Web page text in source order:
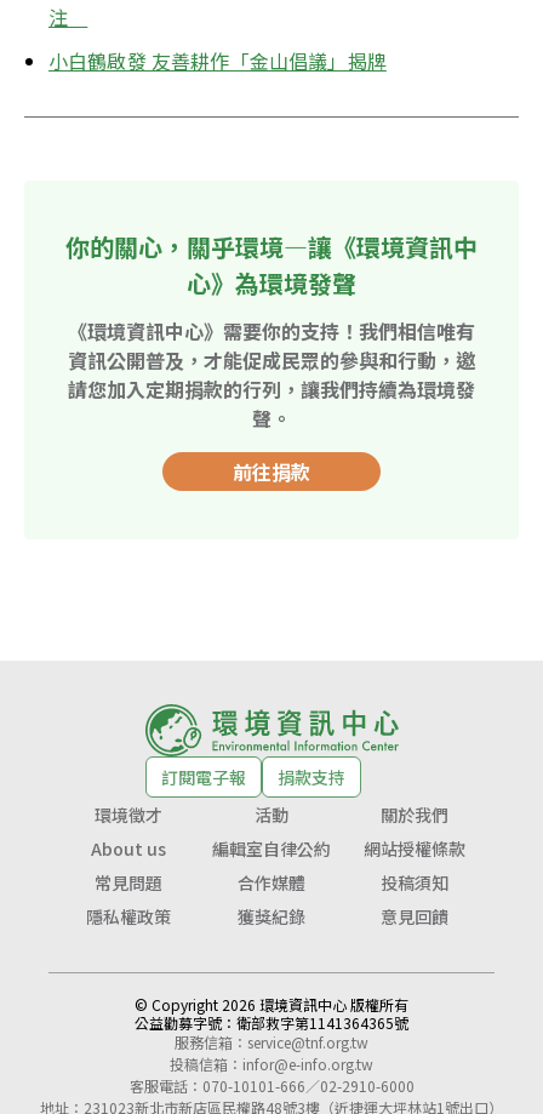
注
小白鶴啟發 友善耕作「金山倡議」揭牌
你的關心，關乎環境—讓《環境資訊中
心》為環境發聲
《環境資訊中心》需要你的支持！我們相信唯有
資訊公開普及，才能促成民眾的參與和行動，邀
請您加入定期捐款的行列，讓我們持續為環境發
聲。
前往捐款
訂閱電子報
捐款支持
環境徵才
活動
關於我們
About us
編輯室自律公約
網站授權條款
常見問題
合作媒體
投稿須知
隱私權政策
獲獎紀錄 意見回饋
© Copyright 2026 環境資訊中心 版權所有
公益勸募字號： 衛部救字第1141364365號
服務信箱： service@tnf.org.tw
投稿信箱： infor@e-info.org.tw
客服電話：070-10101-666／02-2910-6000
地址：231023新北市新店區民權路48號3樓（近捷運大坪林站1號出口）